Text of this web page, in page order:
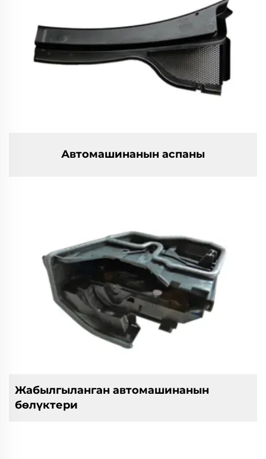
Автомашинанын аспаны
Жабылгыланган автомашинанын
бөлүктери